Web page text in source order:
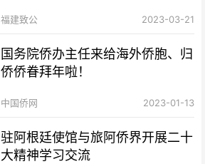
福建致公 2023-03-21
国务院侨办主任来给海外侨胞、归
侨侨眷拜年啦！
中国侨网 2023-01-13
驻阿根廷使馆与旅阿侨界开展二十
大精神学习交流